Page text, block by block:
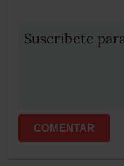
Suscribete
COMENTAR